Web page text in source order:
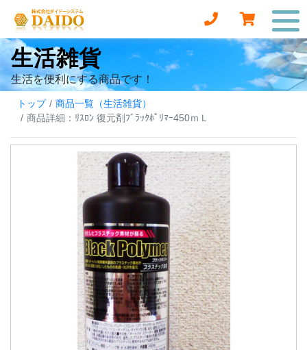
生活雑貨
生活を便利にする商品です！
トップ
商品一覧（生活雑貨）
商品詳細：ﾘｽﾛﾝ 復元剤ﾌﾞﾗｯｸﾎﾟﾘﾏｰ450ｍＬ